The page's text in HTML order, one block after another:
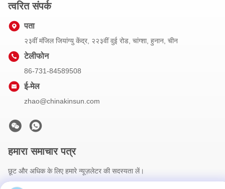
त्वरित संपर्क
पता
२३वीं मंजिल जियांग्यु केंद्र, २२३वीं वुई रोड, चांग्शा, हुनान, चीन
टेलीफोन
86-731-84589508
ई-मेल
zhao@chinakinsun.com
हमारा समाचार पत्र
छूट और अधिक के लिए हमारे न्यूज़लेटर की सदस्यता लें।